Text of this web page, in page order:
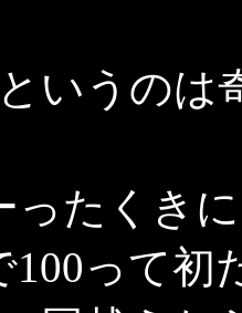
というのは
たくき
100って初